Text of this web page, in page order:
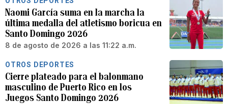
Naomi García suma en la marcha la
última medalla del atletismo boricua en
Santo Domingo 2026
8 de agosto de 2026 a las 11:22 a.m.
OTROS DEPORTES
Cierre plateado para el balonmano
masculino de Puerto Rico en los
Juegos Santo Domingo 2026